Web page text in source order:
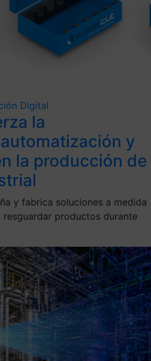
Digital
la
y
la producción de
y fabrica soluciones a medida
resguardar productos durante